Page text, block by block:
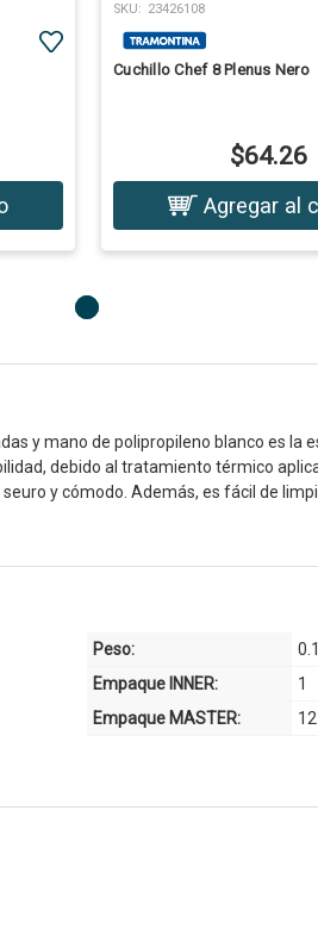
SKU: 23426108
Cuchillo Chef 8 Plenus Nero
$64.26
Agregar al
y mano de polipropileno blanco es
debido al tratamiento térmico
y cómodo. Además, es fácil de
Peso:
Empaque INNER:
1
Empaque MASTER:
12